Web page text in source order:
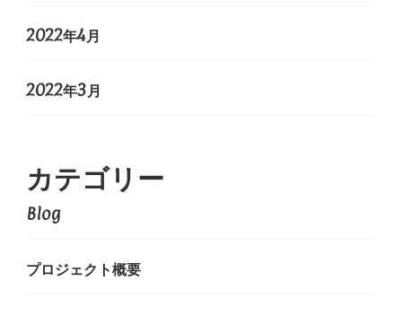
2022年4月
2022年3月
カテゴリー
Blog
プロジェクト概要